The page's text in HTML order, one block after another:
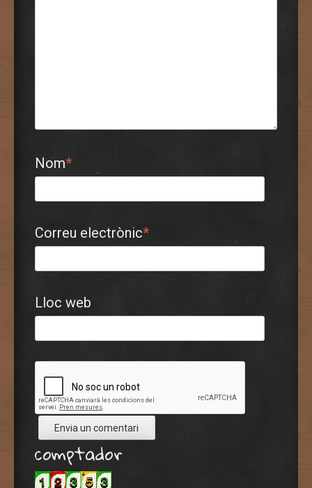
Nom*
Correu electrònic*
Lloc web
comptador